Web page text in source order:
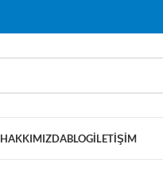
HAKKIMIZDABLOGİLETIŞIM